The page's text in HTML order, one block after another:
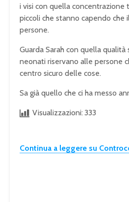
i visi con quella concentrazione
piccoli che stanno capendo
persone.
Guarda Sarah con quella qualità
neonati riservano alle persone
centro sicuro delle cose.
Sa già quello che ci ha messo
Visualizzazioni: 333
Continua a leggere su